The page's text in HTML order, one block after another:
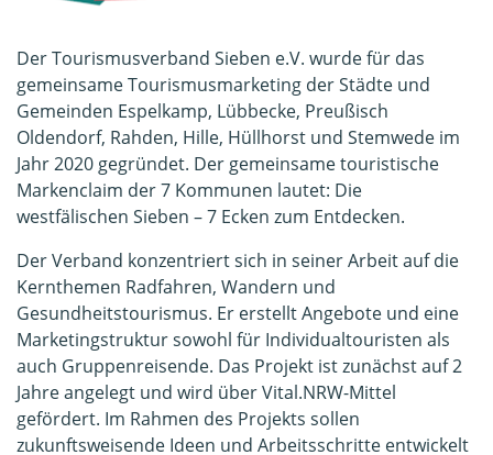
Der Tourismusverband Sieben e.V. wurde für das
gemeinsame Tourismusmarketing der Städte und
Gemeinden Espelkamp, Lübbecke, Preußisch
Oldendorf, Rahden, Hille, Hüllhorst und Stemwede im
Jahr 2020 gegründet. Der gemeinsame touristische
Markenclaim der 7 Kommunen lautet: Die
westfälischen Sieben – 7 Ecken zum Entdecken.
Der Verband konzentriert sich in seiner Arbeit auf die
Kernthemen Radfahren, Wandern und
Gesundheitstourismus. Er erstellt Angebote und eine
Marketingstruktur sowohl für Individualtouristen als
auch Gruppenreisende. Das Projekt ist zunächst auf 2
Jahre angelegt und wird über Vital.NRW-Mittel
gefördert. Im Rahmen des Projekts sollen
zukunftsweisende Ideen und Arbeitsschritte entwickelt